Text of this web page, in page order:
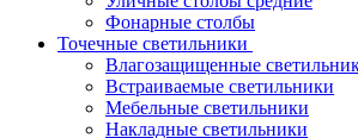
Фонарные столбы
Точечные светильники
Влагозащищенные
Встраиваемые светильники
Мебельные светильники
Накладные светильники